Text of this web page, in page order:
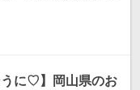
うに♡】岡山県のお